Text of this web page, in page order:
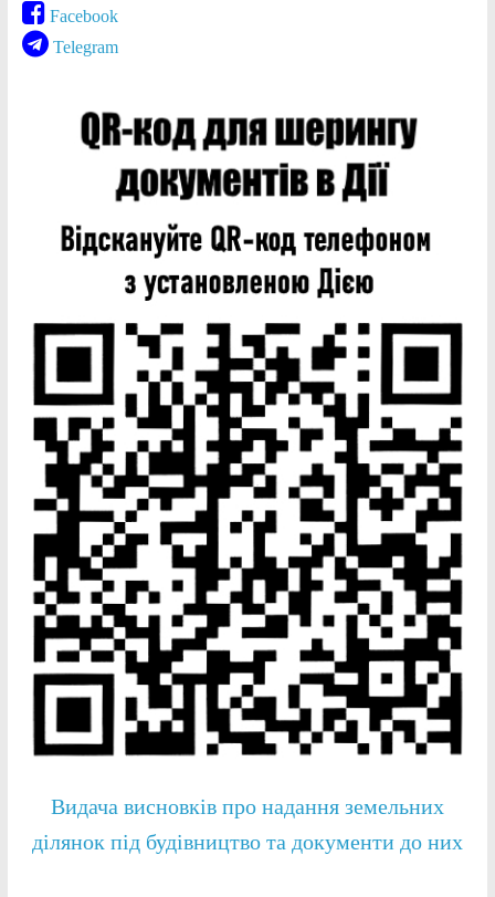
Facebook
Telegram
Видача висновків про надання земельних
ділянок під будівництво та документи до них